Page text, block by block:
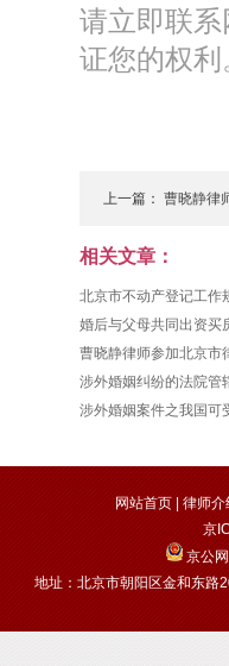
请立即联
证您的权利
上一篇： 曹晓静律
课...
相关文章：
北京市不动产登记工作
婚后与父母共同出资买
曹晓静律师参加北京市
涉外婚姻纠纷的法院管
涉外婚姻案件之我国可
网站首页| 律师介
京
京公
地址：北京市朝阳区金和东路